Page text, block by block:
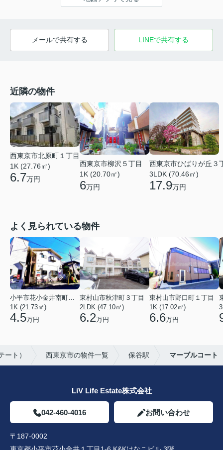
メールで共有する LINEで共有する
近隣の物件
西東京市北原町１丁目
1K (27.76㎡)
6.7万円
西東京市柳沢５丁目
1K (20.70㎡)
6万円
西東京市ひばりが丘３
3LDK (70.46㎡)
17.9万円
よく見られている物件
小平市花小金井南町１丁目
1K (21.73㎡)
4.5万円
東村山市秋津町３丁目
2LDK (47.10㎡)
6.2万円
東村山市野口町１丁目
1K (17.02㎡)
6.6万円
ト） 西東京市の物件一覧 保谷駅 マーブルコート
LiV Life Estate株式会社
042-460-4016 お問い合わせ
〒187-0002